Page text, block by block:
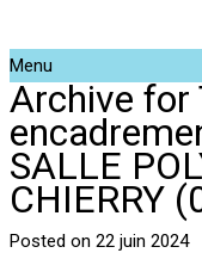
Menu
Archive for
SALLE
CHIERRY
Posted on 22 juin 2024